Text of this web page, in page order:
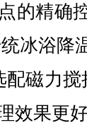
的精确
冰浴降
配磁力
效果更好